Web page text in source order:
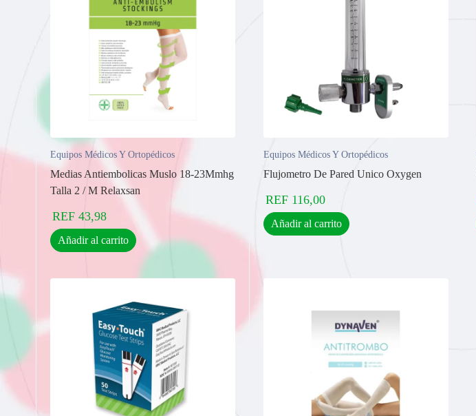
Equipos Médicos Y Ortopédicos
Medias Antiembolicas Muslo 18-23Mmhg
Talla 2 / M Relaxsan
REF 43,98
Añadir al carrito
Equipos Médicos Y Ortopédicos
Flujometro De Pared Unico Oxygen
REF 116,00
Añadir al carrito